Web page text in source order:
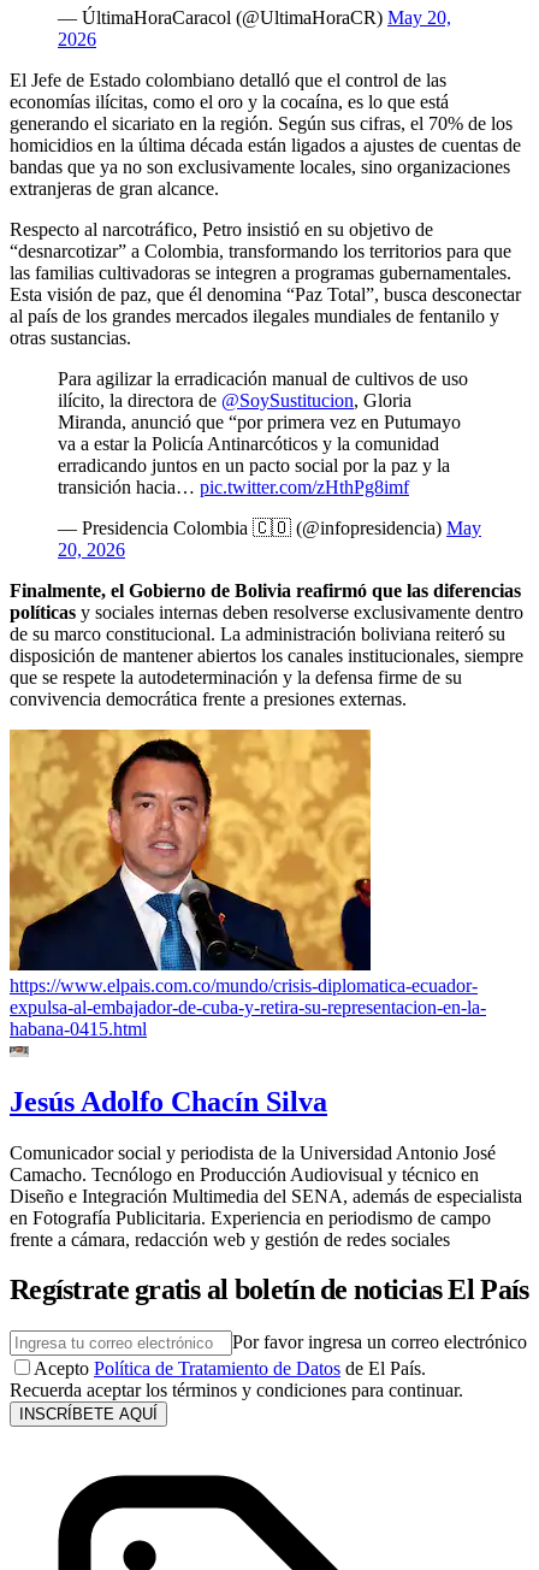
— ÚltimaHoraCaracol (@UltimaHoraCR) May 20,
2026
El Jefe de Estado colombiano detalló que el control de las
economías ilícitas, como el oro y la cocaína, es lo que está
generando el sicariato en la región. Según sus cifras, el 70% de los
homicidios en la última década están ligados a ajustes de cuentas de
bandas que ya no son exclusivamente locales, sino organizaciones
extranjeras de gran alcance.
Respecto al narcotráfico, Petro insistió en su objetivo de
“desnarcotizar” a Colombia, transformando los territorios para que
las familias cultivadoras se integren a programas gubernamentales.
Esta visión de paz, que él denomina “Paz Total”, busca desconectar
al país de los grandes mercados ilegales mundiales de fentanilo y
otras sustancias.
Para agilizar la erradicación manual de cultivos de uso
ilícito, la directora de @SoySustitucion, Gloria
Miranda, anunció que “por primera vez en Putumayo
va a estar la Policía Antinarcóticos y la comunidad
erradicando juntos en un pacto social por la paz y la
transición hacia… pic.twitter.com/zHthPg8imf
— Presidencia Colombia 🇨🇴 (@infopresidencia) May
20, 2026
Finalmente, el Gobierno de Bolivia reafirmó que las diferencias
políticas y sociales internas deben resolverse exclusivamente dentro
de su marco constitucional. La administración boliviana reiteró su
disposición de mantener abiertos los canales institucionales, siempre
que se respete la autodeterminación y la defensa firme de su
convivencia democrática frente a presiones externas.
https://www.elpais.com.co/mundo/crisis-diplomatica-ecuador-
expulsa-al-embajador-de-cuba-y-retira-su-representacion-en-la-
habana-0415.html
Jesús Adolfo Chacín Silva
Comunicador social y periodista de la Universidad Antonio José
Camacho. Tecnólogo en Producción Audiovisual y técnico en
Diseño e Integración Multimedia del SENA, además de especialista
en Fotografía Publicitaria. Experiencia en periodismo de campo
frente a cámara, redacción web y gestión de redes sociales
Regístrate gratis al boletín de noticias El País
Por favor ingresa un correo electrónico
Acepto Política de Tratamiento de Datos de El País.
Recuerda aceptar los términos y condiciones para continuar.
INSCRÍBETE AQUÍ